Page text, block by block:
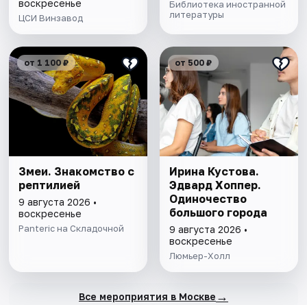
воскресенье
ЦСИ Винзавод
Библиотека иностранной
литературы
от 1 100 ₽
Змеи. Знакомство с
рептилией
9 августа 2026 •
воскресенье
Panteric на Складочной
от 500 ₽
Ирина Кустова.
Эдвард Хоппер.
Одиночество
большого города
9 августа 2026 •
воскресенье
Люмьер-Холл
Все мероприятия в Москве →